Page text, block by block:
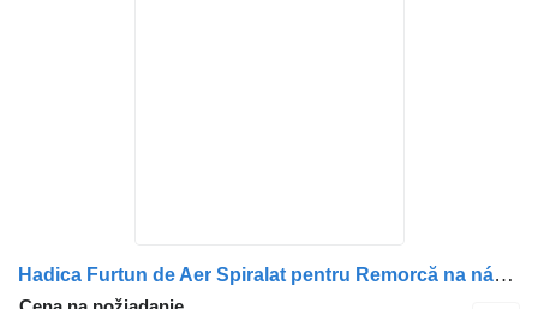
Hadica Furtun de Aer Spiralat pentru Remorcă na nákladného auta MAN – Galben